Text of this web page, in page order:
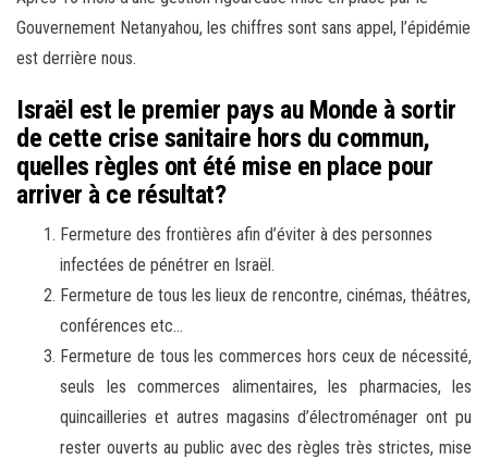
Gouvernement Netanyahou, les chiffres sont sans appel, l’épidémie
est derrière nous.
Israël est le premier pays au Monde à sortir
de cette crise sanitaire hors du commun,
quelles règles ont été mise en place pour
arriver à ce résultat?
Fermeture des frontières afin d’éviter à des personnes
infectées de pénétrer en Israël.
Fermeture de tous les lieux de rencontre, cinémas, théâtres,
conférences etc…
Fermeture de tous les commerces hors ceux de nécessité,
seuls les commerces alimentaires, les pharmacies, les
quincailleries et autres magasins d’électroménager ont pu
rester ouverts au public avec des règles très strictes, mise